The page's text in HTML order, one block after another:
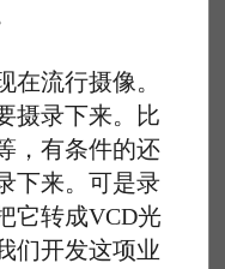
流行摄像。
摄录下来。比
，有条件的还
下来。可是录
它转成VCD光
们开发这项业